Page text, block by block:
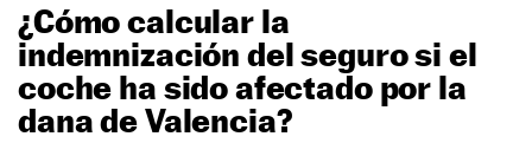
MOTOS
TECNOLOGÍA
SUPERCOCHES
MOTORTV
¿Cómo calcular la
indemnización del seguro si el
coche ha sido afectado por la
dana de Valencia?